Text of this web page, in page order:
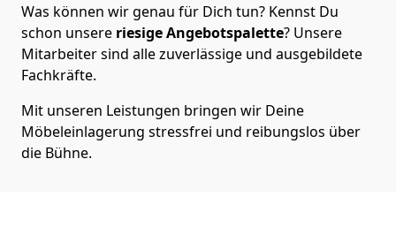
Was können wir genau für Dich tun? Kennst Du
schon unsere riesige Angebotspalette? Unsere
Mitarbeiter sind alle zuverlässige und ausgebildete
Fachkräfte.
Mit unseren Leistungen bringen wir Deine
Möbeleinlagerung stressfrei und reibungslos über
die Bühne.